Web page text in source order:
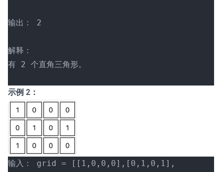
输出： 2
解释：
有 2 个直角三角形。
示例 2：
输入： grid = [[1,0,0,0],[0,1,0,1],